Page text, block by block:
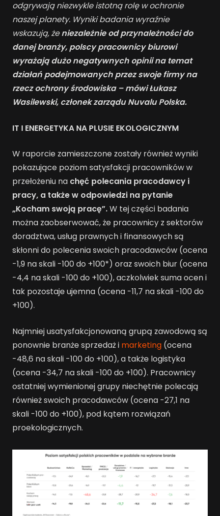
odgrywają niezwykle istotną rolę w ochronie
naszej planety. Wyniki badania wyraźnie
wskazują, żeniezależnie od przynależności do
danej branży, polscy pracownicy biurowi
wyrażają dużo negatywnych opinii na temat
działań podejmowanych przez swoje firmy na
rzecz ochrony środowiska – mówi Łukasz
Wasilewski, członek zarządu Nuvalu Polska.
IT I ENERGETYKA NA PLUSIE EKOLOGICZNYM
W raporcie zamieszczone zostały również wyniki
pokazujące poziom satysfakcji pracowników w
przełożeniu na chęć polecania pracodawcy i
pracy, a także w odpowiedzi na pytanie
„Kocham swoją pracę”.W tej części badania
można zaobserwować, że pracownicy z sektorów
doradztwa, usług prawnych i finansowych są
skłonni do polecenia swoich pracodawców (ocena
-1,9 na skali -100 do +100*) oraz swoich biur (ocena
-4,4 na skali -100 do +100), aczkolwiek suma ocen i
tak pozostaje ujemna (ocena -11,7 na skali -100 do
+100).
Najmniej usatysfakcjonowaną grupą zawodową są
ponownie branże sprzedaż i marketing (ocena
-48,6 na skali -100 do +100), a także logistyka
(ocena -34,7 na skali -100 do +100). Pracownicy
ostatniej wymienionej grupy niechętnie polecają
również swoich pracodawców (ocena -27,1 na
skali -100 do +100), pod kątem rozwiązań
proekologicznych.